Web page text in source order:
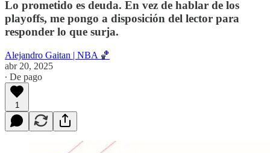
Lo prometido es deuda. En vez de hablar de los
playoffs, me pongo a disposición del lector para
responder lo que surja.
Alejandro Gaitan | NBA 🏀
abr 20, 2025
∙ De pago
1